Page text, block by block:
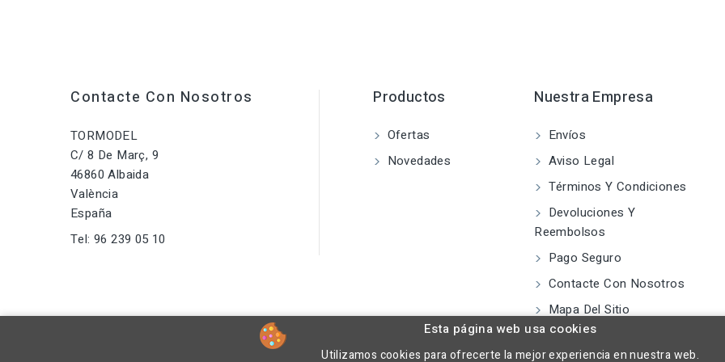
Contacte Con Nosotros
TORMODEL
C/ 8 De Març, 9
46860 Albaida
València
España
Tel: 96 239 05 10
Productos
Ofertas
Novedades
Nuestra Empresa
Envíos
Aviso Legal
Términos Y Condiciones
Devoluciones Y
Reembolsos
Pago Seguro
Contacte Con Nosotros
Mapa Del Sitio
Esta página web usa cookies
Utilizamos cookies para ofrecerte la mejor experiencia en nuestra web.